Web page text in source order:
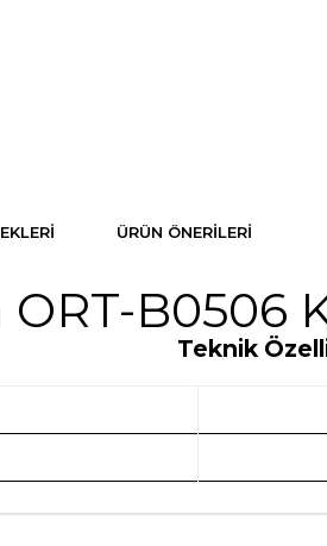
ÜRÜN ÖNERILERI
B0506
Teknik